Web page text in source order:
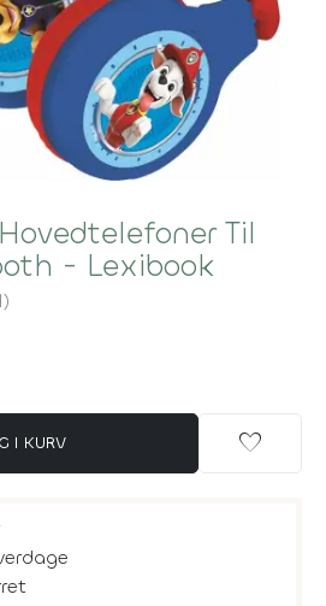
Til
- Lexibook
I KURV favorite